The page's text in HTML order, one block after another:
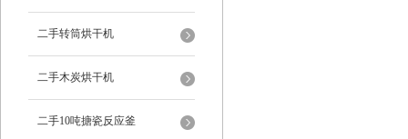
二手转筒烘干机
二手木炭烘干机
二手10吨搪瓷反应釜